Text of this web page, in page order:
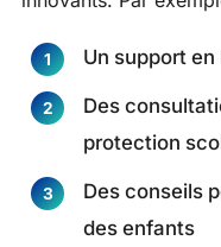
Un support
Des
protection
Des conseils
des enfants